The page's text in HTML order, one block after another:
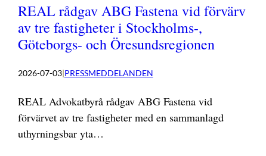
REAL rådgav ABG Fastena vid förvärv
av tre fastigheter i Stockholms-,
Göteborgs- och Öresundsregionen
2026-07-03|PRESSMEDDELANDEN
REAL Advokatbyrå rådgav ABG Fastena vid
förvärvet av tre fastigheter med en sammanlagd
uthyrningsbar yta…